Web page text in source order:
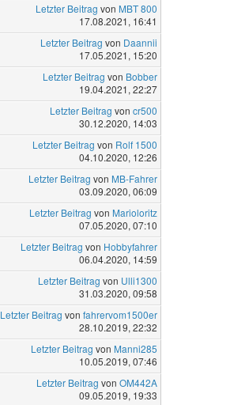
Letzter Beitrag von MBT 800
17.08.2021, 16:41
Letzter Beitrag von Daannii
17.05.2021, 15:20
Letzter Beitrag von Bobber
19.04.2021, 22:27
Letzter Beitrag von cr500
30.12.2020, 14:03
Letzter Beitrag von Rolf 1500
04.10.2020, 12:26
Letzter Beitrag von MB-Fahrer
03.09.2020, 06:09
Letzter Beitrag von Marioloritz
07.05.2020, 07:10
Letzter Beitrag von Hobbyfahrer
06.04.2020, 14:59
Letzter Beitrag von Ulli1300
31.03.2020, 09:58
Letzter Beitrag von fahrervom1500er
28.10.2019, 22:32
Letzter Beitrag von Manni285
10.05.2019, 07:46
Letzter Beitrag von OM442A
09.05.2019, 19:33